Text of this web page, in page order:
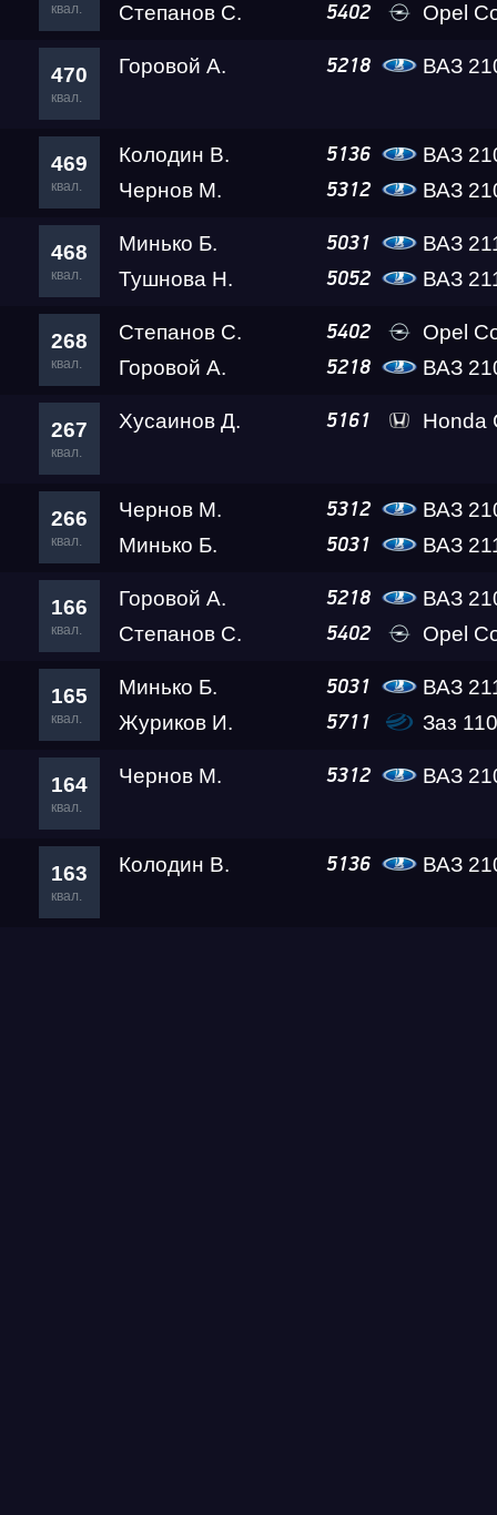
квал.
Степанов С.
5402 Opel
470
квал.
Горовой А. 5218 ВАЗ
469
квал.
Колодин В. 5136
ВАЗ
Чернов М.
5312 ВАЗ
468
квал.
Минько Б. 5031
ВАЗ
Тушнова Н.
5052 ВАЗ
268
квал.
Степанов С. 5402
Opel
Горовой А.
5218 ВАЗ
267
квал.
Хусаинов Д. 5161 Honda
266
квал.
Чернов М. 5312
ВАЗ
Минько Б.
5031 ВАЗ
166
квал.
Горовой А. 5218
ВАЗ
Степанов С.
5402 Opel
165
квал.
Минько Б. 5031
ВАЗ
Журиков И.
5711 Заз 1102
164
квал.
Чернов М. 5312 ВАЗ
163
квал.
Колодин В. 5136 ВАЗ